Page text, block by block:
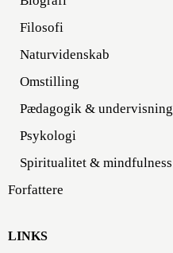
Filosofi
Naturvidenskab
Omstilling
Pædagogik & undervisning
Psykologi
Spiritualitet & mindfulness
Forfattere
LINKS